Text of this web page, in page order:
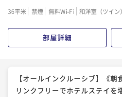
【オールインクルーシブ】《2
りと美景に包まれる贅沢な晩餐
36平米 禁煙 無料Wi-Fi 和洋室（ツイン）
部屋詳細
【オールインクルーシブ】《
リンクフリーでホテルステイを